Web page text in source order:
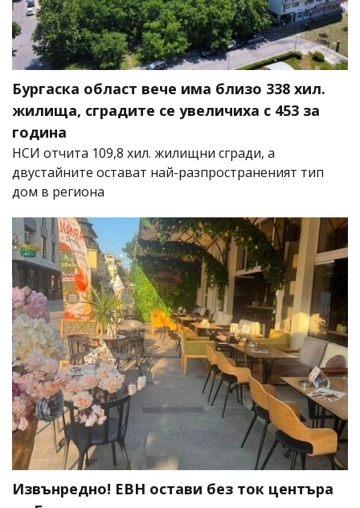
Бургаска област вече има близо 338 хил.
жилища, сградите се увеличиха с 453 за
година
НСИ отчита 109,8 хил. жилищни сгради, а
двустайните остават най-разпространеният тип
дом в региона
Извънредно! ЕВН остави без ток центъра